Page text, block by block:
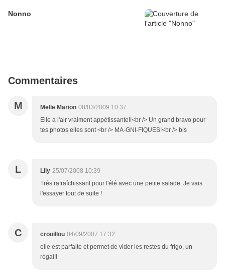
Nonno
Commentaires
M Melle Marion 08/03/2009 10:37
Elle a l'air vraiment appétissante!!<br /> Un grand bravo pour
tes photos elles sont <br /> MA-GNI-FIQUES!<br /> bis
L Lily 25/07/2008 10:39
Très rafraîchissant pour l'été avec une petite salade. Je vais
l'essayer tout de suite !
C crouillou 04/09/2007 17:32
elle est parfaite et permet de vider les restes du frigo, un
régal!!